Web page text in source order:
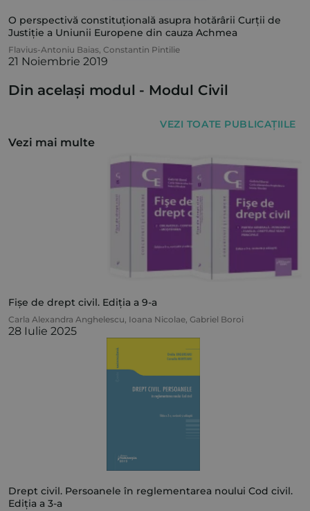
O perspectivă constituțională asupra hotărârii Curții de
Justiție a Uniunii Europene din cauza Achmea
Flavius-Antoniu Baias, Constantin Pintilie
21 Noiembrie 2019
Din același modul - Modul Civil
VEZI TOATE PUBLICAȚIILE
Vezi mai multe
Fișe de drept civil. Ediția a 9-a
Carla Alexandra Anghelescu, Ioana Nicolae, Gabriel Boroi
28 Iulie 2025
Drept civil. Persoanele în reglementarea noului Cod civil.
Ediția a 3-a